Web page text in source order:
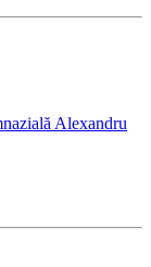
Alexandru